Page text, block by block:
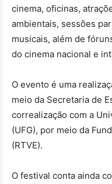
cinema, oficinas,
ambientais, sessões
musicais, além de
do cinema nacional e
O evento é uma
meio da Secretaria de
correalização com a
(UFG), por meio da
(RTVE).
O festival conta ainda